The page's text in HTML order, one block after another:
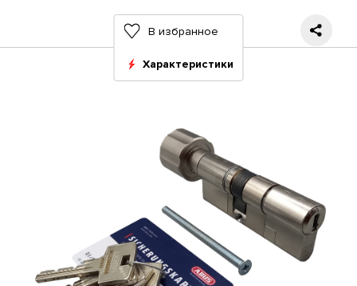
В избранное
Характеристики